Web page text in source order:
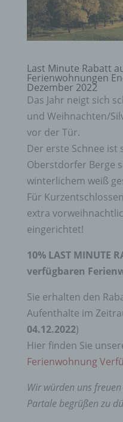
Last Minute Rabatt
Ferienwohnungen
Dezember 2022
Das Jahr neigt sich
und Weihnachten/
vor der Tür.
Der erste Schnee ist
Oberstdorfer Berge
winterlichem weiß
Für
extra
eingerichtet!
10% LAST MINUTE
verfügbaren
Sie erhalten den
Aufenthalte im
04.12.2022)
Hier finden Sie
Ferienwohnung
Wir würden uns
Partale begrüßen zu